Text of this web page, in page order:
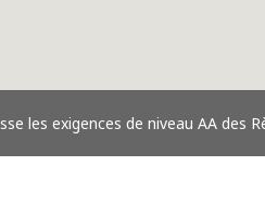
les exigences de niveau AA des